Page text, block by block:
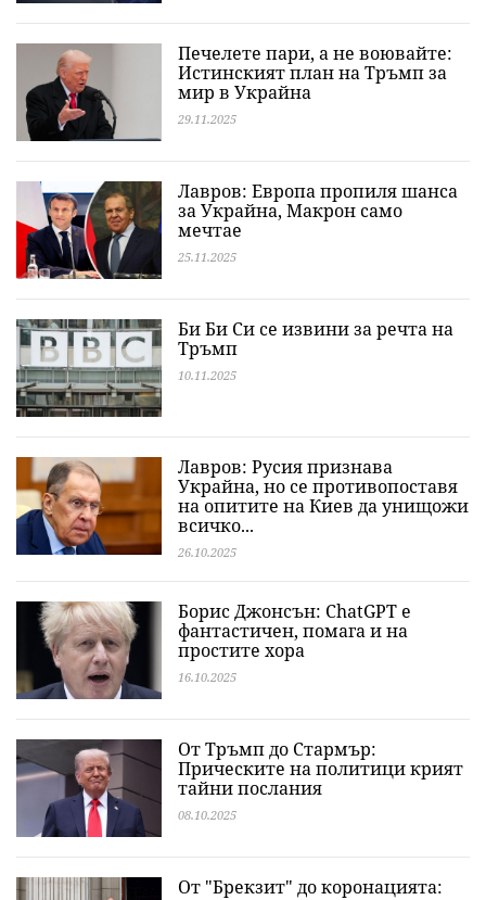
Печелете пари, а не воювайте:
Истинският план на Тръмп за
мир в Украйна
29.11.2025
Лавров: Европа пропиля шанса
за Украйна, Макрон само
мечтае
25.11.2025
Би Би Си се извини за речта на
Тръмп
10.11.2025
Лавров: Русия признава
Украйна, но се противопоставя
на опитите на Киев да унищожи
всичко...
26.10.2025
Борис Джонсън: ChatGPT е
фантастичен, помага и на
простите хора
16.10.2025
От Тръмп до Стармър:
Прическите на политици крият
тайни послания
08.10.2025
От "Брекзит" до коронацията: